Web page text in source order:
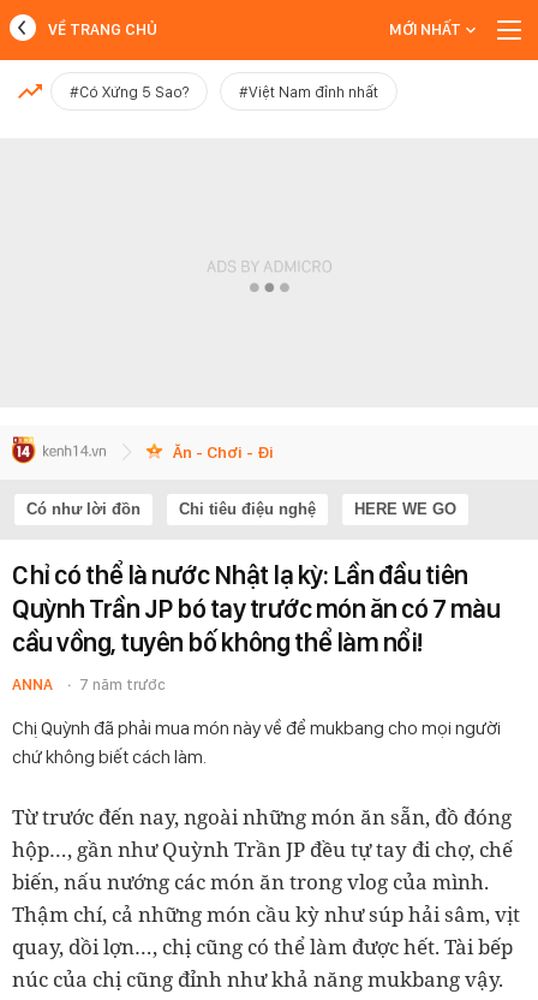
MỚI NHẤT
VỀ TRANG CHỦ MỚI NHẤT
#Có Xứng 5 Sao? #Việt Nam đỉnh nhất
Ăn - Chơi - Đi
Có như lời đồn Chi tiêu điệu nghệ HERE WE GO
Chỉ có thể là nước Nhật lạ kỳ: Lần đầu tiên
Quỳnh Trần JP bó tay trước món ăn có 7 màu
cầu vồng, tuyên bố không thể làm nổi!
ANNA 7 năm trước
Chị Quỳnh đã phải mua món này về để mukbang cho mọi người
chứ không biết cách làm.
Từ trước đến nay, ngoài những món ăn sẵn, đồ đóng
hộp…, gần như Quỳnh Trần JP đều tự tay đi chợ, chế
biến, nấu nướng các món ăn trong vlog của mình.
Thậm chí, cả những món cầu kỳ như súp hải sâm, vịt
quay, dồi lợn…, chị cũng có thể làm được hết. Tài bếp
núc của chị cũng đỉnh như khả năng mukbang vậy.